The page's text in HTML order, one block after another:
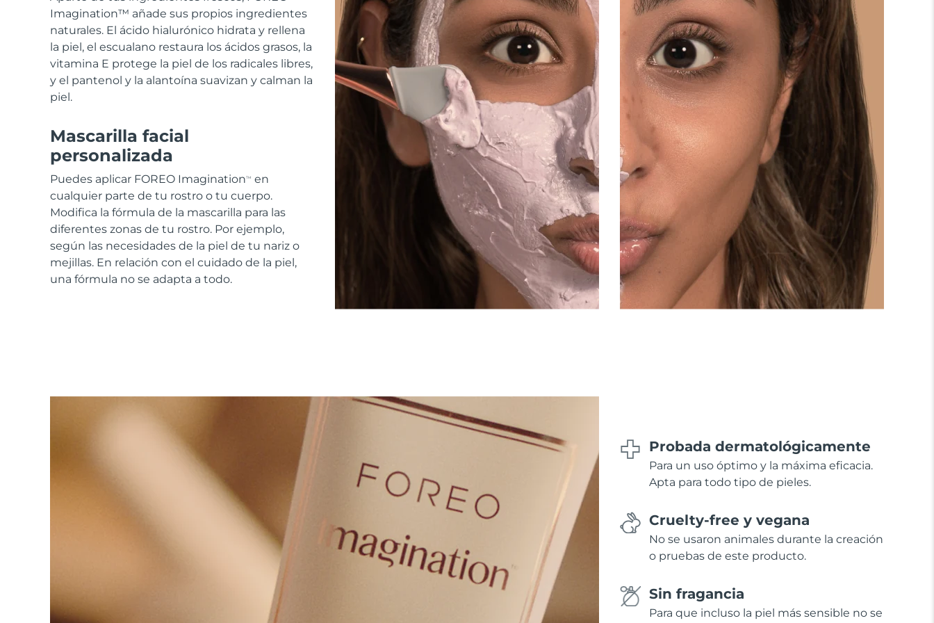
Imagination™ añade sus propios ingredientes
naturales. El ácido hialurónico hidrata y rellena
la piel, el escualano restaura los ácidos grasos, la
vitamina E protege la piel de los radicales libres,
y el pantenol y la alantoína suavizan y calman la
piel.
Mascarilla facial
personalizada
Puedes aplicar FOREO ImaginationTM
en
cualquier parte de tu rostro o tu cuerpo.
Modifica la fórmula de la mascarilla para las
diferentes zonas de tu rostro. Por ejemplo,
según las necesidades de la piel de tu nariz o
mejillas. En relación con el cuidado de la piel,
una fórmula no se adapta a todo.
Probada dermatológicamente
Para un uso óptimo y la máxima eficacia.
Apta para todo tipo de pieles.
Cruelty-free y vegana
No se usaron animales durante la creación
o pruebas de este producto.
Sin fragancia
Para que incluso la piel más sensible no se